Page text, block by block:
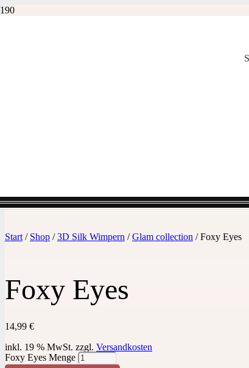
Start / Shop /3D Silk Wimpern /Glam collection / Foxy Eyes
Foxy Eyes
14,99 €
inkl. 19 % MwSt. zzgl. Versandkosten
Foxy Eyes Menge